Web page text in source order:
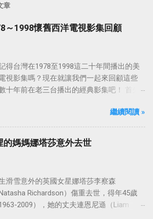
章
～1998懷舊西洋電視影集回顧
得台灣在1978至1998這二十年間播出的美
視影集嗎？現在就讓我們一起來回顧這些
十年前在老三台播出的經典影集吧！ 首先
愛之船」（The Love Boat），這部影集最早
1977年9月24日至1986年5月24日於美國
頻道首播，共播出了249集。 令人懷念的愛
船旋律：
繼續閱讀 »
的媽媽娜塔莎意外去世
滑雪意外的英國女星娜塔莎李察森
Natasha Richardson）傷重去世，得年45歲
1963-2009），她的丈夫連恩尼遜（Liam